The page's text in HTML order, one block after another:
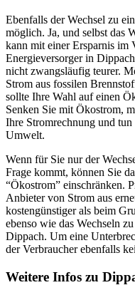
Ebenfalls der Wechsel zu
möglich. Ja, und selbst das
kann mit einer Ersparnis im
Energieversorger in
nicht zwangsläufig teurer.
Strom aus fossilen
sollte Ihre Wahl auf einen
Senken Sie mit Ökostrom,
Ihre Stromrechnung und
Umwelt.
Wenn für Sie nur der
Frage kommt, können Sie
“Ökostrom” einschränken.
Anbieter von Strom aus
kostengünstiger als beim
ebenso wie das Wechseln
Dippach. Um eine
der Verbraucher ebenfalls
Weitere Infos zu